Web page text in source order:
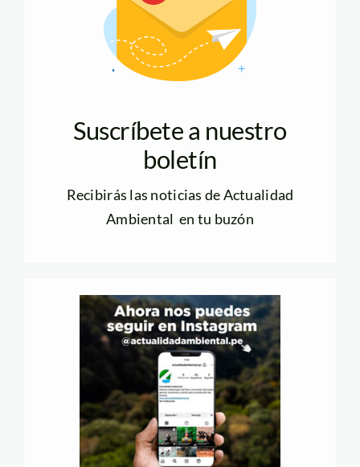
Suscríbete a nuestro
boletín
Recibirás las noticias de Actualidad
Ambiental en tu buzón